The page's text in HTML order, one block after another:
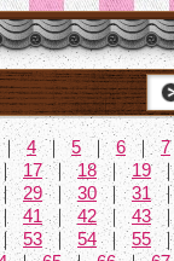
｜ 4｜5 ｜ 6 ｜ 7
｜ 17 ｜ 18 ｜ 19
29｜ 30 ｜31
41 ｜ 42 ｜ 43
53｜ 54 ｜ 55